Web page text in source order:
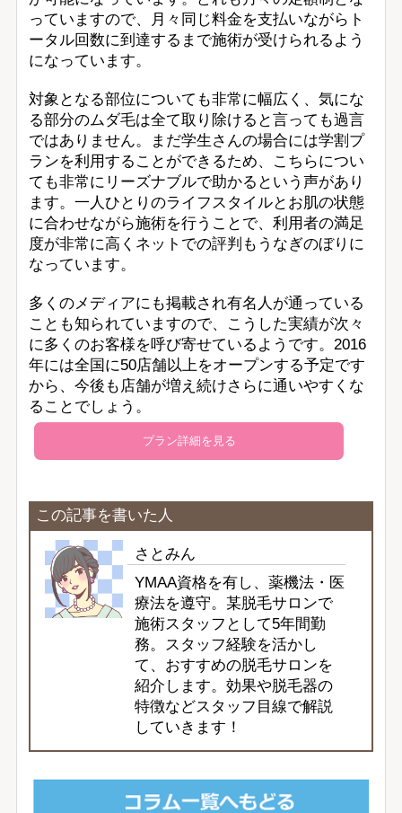
っていますので、月々同じ料金を支払いながらト
ータル回数に到達するまで施術が受けられるよう
になっています。
対象となる部位についても非常に幅広く、気にな
る部分のムダ毛は全て取り除けると言っても過言
ではありません。まだ学生さんの場合には学割プ
ランを利用することができるため、こちらについ
ても非常にリーズナブルで助かるという声があり
ます。一人ひとりのライフスタイルとお肌の状態
に合わせながら施術を行うことで、利用者の満足
度が非常に高くネットでの評判もうなぎのぼりに
なっています。
多くのメディアにも掲載され有名人が通っている
ことも知られていますので、こうした実績が次々
に多くのお客様を呼び寄せているようです。2016
年には全国に50店舗以上をオープンする予定です
から、今後も店舗が増え続けさらに通いやすくな
ることでしょう。
プラン詳細を見る
この記事を書いた人
さとみん
YMAA資格を有し、薬機法・医
療法を遵守。某脱毛サロンで
施術スタッフとして5年間勤
務。スタッフ経験を活かし
て、おすすめの脱毛サロンを
紹介します。効果や脱毛器の
特徴などスタッフ目線で解説
していきます！